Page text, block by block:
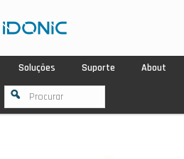
Soluções Suporte About